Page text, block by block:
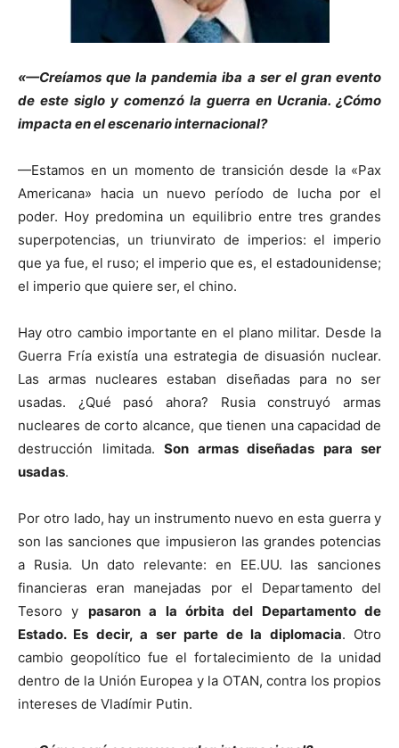
«—Creíamos que la pandemia iba a ser el gran evento
de este siglo y comenzó la guerra en Ucrania. ¿Cómo
impacta en el escenario internacional?
—Estamos en un momento de transición desde la «Pax
Americana» hacia un nuevo período de lucha por el
poder. Hoy predomina un equilibrio entre tres grandes
superpotencias, un triunvirato de imperios: el imperio
que ya fue, el ruso; el imperio que es, el estadounidense;
el imperio que quiere ser, el chino.
Hay otro cambio importante en el plano militar. Desde la
Guerra Fría existía una estrategia de disuasión nuclear.
Las armas nucleares estaban diseñadas para no ser
usadas. ¿Qué pasó ahora? Rusia construyó armas
nucleares de corto alcance, que tienen una capacidad de
destrucción limitada. Son armas diseñadas para ser
usadas.
Por otro lado, hay un instrumento nuevo en esta guerra y
son las sanciones que impusieron las grandes potencias
a Rusia. Un dato relevante: en EE.UU. las sanciones
financieras eran manejadas por el Departamento del
Tesoro y pasaron a la órbita del Departamento de
Estado. Es decir, a ser parte de la diplomacia. Otro
cambio geopolítico fue el fortalecimiento de la unidad
dentro de la Unión Europea y la OTAN, contra los propios
intereses de Vladímir Putin.